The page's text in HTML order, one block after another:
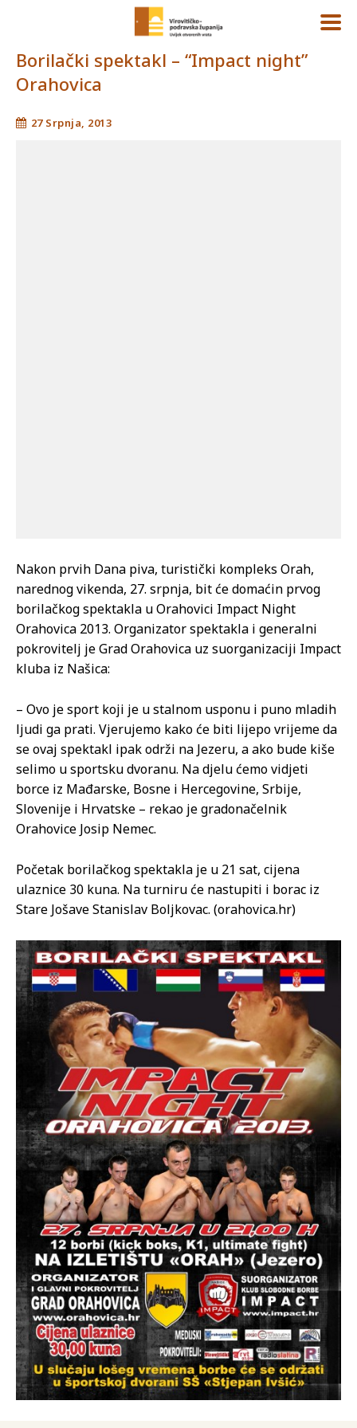
Borilački spektakl – “Impact night”
Orahovica
27 Srpnja, 2013
Nakon prvih Dana piva, turistički kompleks Orah,
narednog vikenda, 27. srpnja, bit će domaćin prvog
borilačkog spektakla u Orahovici Impact Night
Orahovica 2013. Organizator spektakla i generalni
pokrovitelj je Grad Orahovica uz suorganizaciji Impact
kluba iz Našica:
– Ovo je sport koji je u stalnom usponu i puno mladih
ljudi ga prati. Vjerujemo kako će biti lijepo vrijeme da
se ovaj spektakl ipak održi na Jezeru, a ako bude kiše
selimo u sportsku dvoranu. Na djelu ćemo vidjeti
borce iz Mađarske, Bosne i Hercegovine, Srbije,
Slovenije i Hrvatske – rekao je gradonačelnik
Orahovice Josip Nemec.
Početak borilačkog spektakla je u 21 sat, cijena
ulaznice 30 kuna. Na turniru će nastupiti i borac iz
Stare Jošave Stanislav Boljkovac. (orahovica.hr)